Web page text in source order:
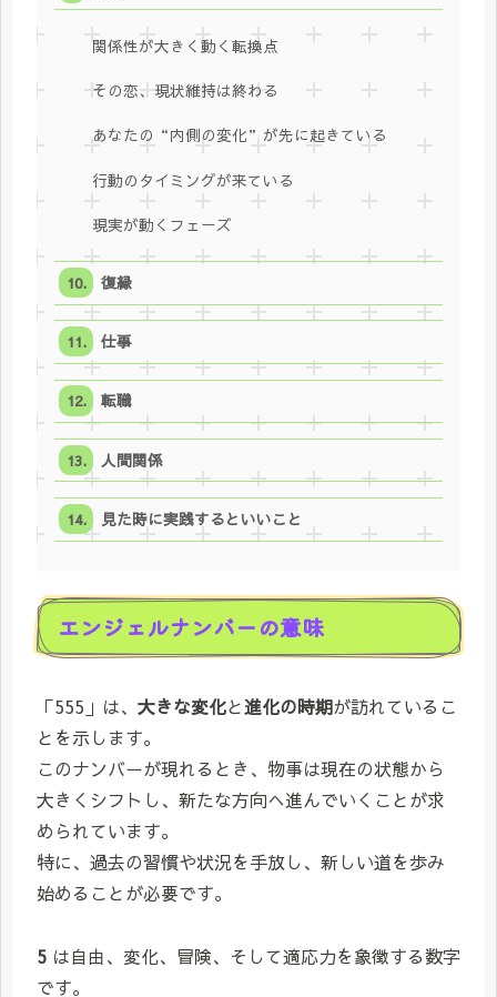
関係性が大きく動く転換点
その恋、現状維持は終わる
あなたの“内側の変化”が先に起きている
行動のタイミングが来ている
現実が動くフェーズ
復縁
仕事
転職
人間関係
見た時に実践するといいこと
エンジェルナンバーの意味
「555」は、 大きな変化と進化の時期が訪れているこ
とを示します。
このナンバーが現れるとき、物事は現在の状態から
大きくシフトし、新たな方向へ進んでいくことが求
められています。
特に、過去の習慣や状況を手放し、新しい道を歩み
始めることが必要です。
5 は自由、変化、冒険、そして適応力を象徴する数字
です。